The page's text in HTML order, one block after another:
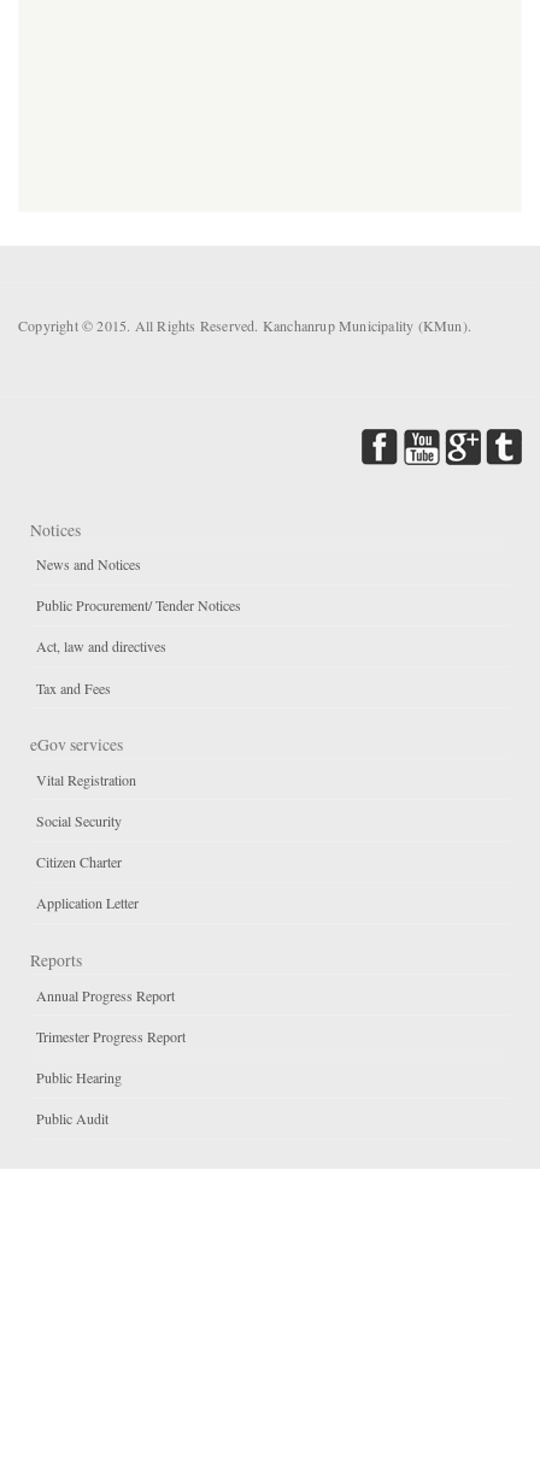
Copyright © 2015. All Rights Reserved. Kanchanrup Municipality (KMun).
Notices
News and Notices
Public Procurement/ Tender Notices
Act, law and directives
Tax and Fees
eGov services
Vital Registration
Social Security
Citizen Charter
Application Letter
Reports
Annual Progress Report
Trimester Progress Report
Public Hearing
Public Audit